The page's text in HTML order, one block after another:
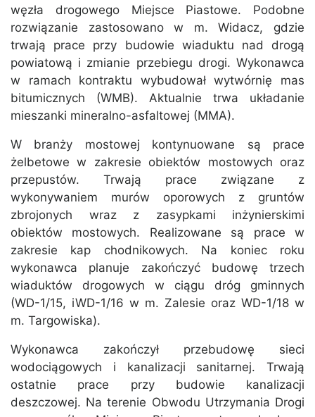
węzła drogowego Miejsce Piastowe. Podobne
rozwiązanie zastosowano w m. Widacz, gdzie
trwają prace przy budowie wiaduktu nad drogą
powiatową i zmianie przebiegu drogi. Wykonawca
w ramach kontraktu wybudował wytwórnię mas
bitumicznych (WMB). Aktualnie trwa układanie
mieszanki mineralno-asfaltowej (MMA).
W branży mostowej kontynuowane są prace
żelbetowe w zakresie obiektów mostowych oraz
przepustów. Trwają prace związane z
wykonywaniem murów oporowych z gruntów
zbrojonych wraz z zasypkami inżynierskimi
obiektów mostowych. Realizowane są prace w
zakresie kap chodnikowych. Na koniec roku
wykonawca planuje zakończyć budowę trzech
wiaduktów drogowych w ciągu dróg gminnych
(WD-1/15, iWD-1/16 w m. Zalesie oraz WD-1/18 w
m. Targowiska).
Wykonawca zakończył przebudowę sieci
wodociągowych i kanalizacji sanitarnej. Trwają
ostatnie prace przy budowie kanalizacji
deszczowej. Na terenie Obwodu Utrzymania Drogi